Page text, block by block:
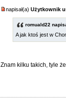
napisał(a)Użytkownik
romuald22
A jak ktoś jest w
Znam kilku takich, tyle